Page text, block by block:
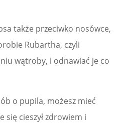
także przeciwko nosówce,
Rubartha, czyli
wątroby, i odnawiać je co
o pupila, możesz mieć
się cieszył zdrowiem i